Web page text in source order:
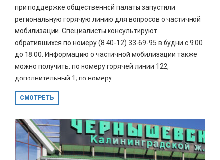
при поддержке общественной палаты запустили
региональную горячую линию для вопросов о частичной
мобилизации. Специалисты консультируют
обратившихся по номеру (8 40-12) 33-69-95 в будни с 9:00
до 18:00. Информацию о частичной мобилизации также
можно получить: по номеру горячей линии 122,
дополнительный 1; по номеру...
СМОТРЕТЬ